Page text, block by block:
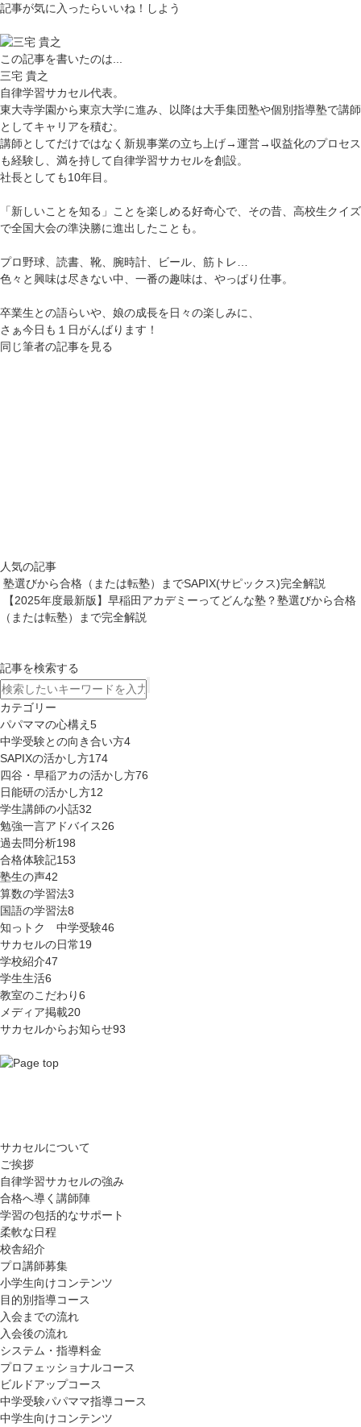
記事が気に入ったらいいね！しよう
この記事を書いたのは...
三宅 貴之
自律学習サカセル代表。
東大寺学園から東京大学に進み、以降は大手集団塾や個別指導塾で講師
としてキャリアを積む。
講師としてだけではなく新規事業の立ち上げ→運営→収益化のプロセス
も経験し、満を持して自律学習サカセルを創設。
社長としても10年目。
「新しいことを知る」ことを楽しめる好奇心で、その昔、高校生クイズ
で全国大会の準決勝に進出したことも。
プロ野球、読書、靴、腕時計、ビール、筋トレ…
色々と興味は尽きない中、一番の趣味は、やっぱり仕事。
卒業生との語らいや、娘の成長を日々の楽しみに、
さぁ今日も１日がんばります！
同じ筆者の記事を見る
人気の記事
塾選びから合格（または転塾）までSAPIX(サピックス)完全解説
【2025年度最新版】早稲田アカデミーってどんな塾？塾選びから合格
（または転塾）まで完全解説
記事を検索する
カテゴリー
パパママの心構え 5
中学受験との向き合い方4
SAPIXの活かし方174
四谷・早稲アカの活かし方76
日能研の活かし方12
学生講師の小話32
勉強一言アドバイス26
過去問分析198
合格体験記153
塾生の声42
算数の学習法3
国語の学習法8
知っトク 中学受験46
サカセルの日常19
学校紹介47
学生生活6
教室のこだわり6
メディア掲載20
サカセルからお知らせ93
サカセルについて
ご挨拶
自律学習サカセルの強み
合格へ導く講師陣
学習の包括的なサポート
柔軟な日程
校舎紹介
プロ講師募集
小学生向けコンテンツ
目的別指導コース
入会までの流れ
入会後の流れ
システム・指導料金
プロフェッショナルコース
ビルドアップコース
中学受験パパママ指導コース
中学生向けコンテンツ